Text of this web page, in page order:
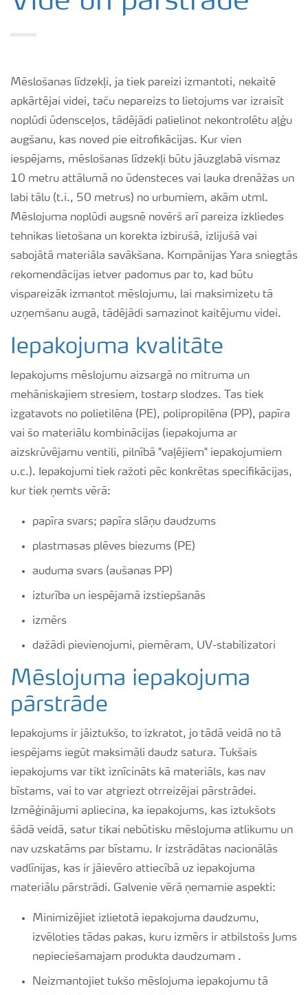
Agronomiskie padomi
Padomi efektīvai mēslojuma izkliedei
Yara Latvija podkāsts
Mēslošanas līdzekļi, ja tiek pareizi izmantoti, nekaitē
apkārtējai videi, taču nepareizs to lietojums var izraisīt
noplūdi ūdensceļos, tādējādi palielinot nekontrolētu aļģu
augšanu, kas noved pie eitrofikācijas. Kur vien
iespējams, mēslošanas līdzekļi būtu jāuzglabā vismaz
10 metru attālumā no ūdensteces vai lauka drenāžas un
labi tālu (t.i., 50 metrus) no urbumiem, akām utml.
Mēslojuma noplūdi augsnē novērš arī pareiza izkliedes
tehnikas lietošana un korekta izbirušā, izlijušā vai
sabojātā materiāla savākšana. Kompānijas Yara sniegtās
rekomendācijas ietver padomus par to, kad būtu
vispareizāk izmantot mēslojumu, lai maksimizetu tā
uzņemšanu augā, tādējādi samazinot kaitējumu videi.
Iepakojuma kvalitāte
Iepakojums mēslojumu aizsargā no mitruma un
mehāniskajiem stresiem, tostarp slodzes. Tas tiek
izgatavots no polietilēna (PE), polipropilēna (PP), papīra
vai šo materiālu kombinācijas (iepakojuma ar
aizskrūvējamu ventili, pilnībā "vaļējiem" iepakojumiem
u.c.). Iepakojumi tiek ražoti pēc konkrētas specifikācijas,
kur tiek ņemts vērā:
papīra svars; papīra slāņu daudzums
plastmasas plēves biezums (PE)
auduma svars (aušanas PP)
izturība un iespējamā izstiepšanās
izmērs
dažādi pievienojumi, piemēram, UV-stabilizatori
Mēslojuma iepakojuma
pārstrāde
Iepakojums ir jāiztukšo, to izkratot, jo tādā veidā no tā
iespējams iegūt maksimāli daudz satura. Tukšais
iepakojums var tikt iznīcināts kā materiāls, kas nav
bīstams, vai to var atgriezt otrreizējai pārstrādei.
Izmēģinājumi apliecina, ka iepakojums, kas iztukšots
šādā veidā, satur tikai nebūtisku mēslojuma atlikumu un
nav uzskatāms par bīstamu. Ir izstrādātas nacionālās
vadlīnijas, kas ir jāievēro attiecībā uz iepakojuma
materiālu pārstrādi. Galvenie vērā ņemamie aspekti:
Minimizējiet izlietotā iepakojuma daudzumu,
izvēloties tādas pakas, kuru izmērs ir atbilstošs Jums
nepieciešamajam produkta daudzumam .
Neizmantojiet tukšo mēslojuma iepakojumu tā